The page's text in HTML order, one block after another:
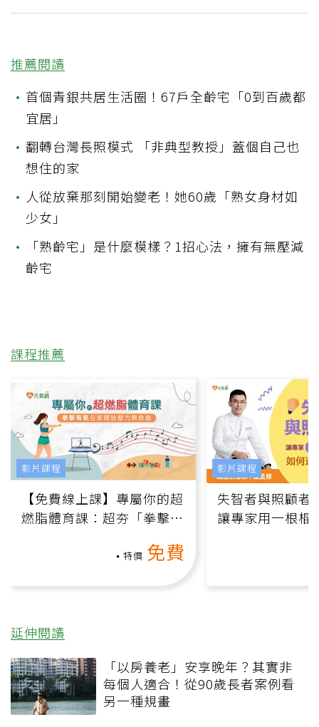
推薦閱讀
• 首個青銀共居生活圈！67戶全齡宅「0到百歲都
宜居」
• 翻轉台灣長照模式 「非典型教授」蓋個自己也
想住的家
• 人從放棄那刻開始變老！她60歲「熟女身材如
少女」
•
「熟齡宅」是什麼模樣？1招心法，擁有無壓減
齡宅
課程推薦
【免費線上課】專屬你的超
燃脂體育課：超夯「拳擊有
特價 免費
影片課程
失智者與照顧者
讓專家用一根棍
影片課程
延伸閱讀
「以房養老」安享晚年？其實非
每個人適合！從90歲長者案例看
另一種規畫